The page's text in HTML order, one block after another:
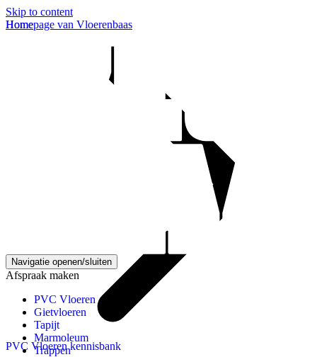
Skip to content
Homepage van Vloerenbaas
Navigatie openen/sluiten
Afspraak maken
PVC Vloeren
Gietvloeren
Tapijt
Marmoleum
Trappen
Home
PVC Vloeren kennisbank